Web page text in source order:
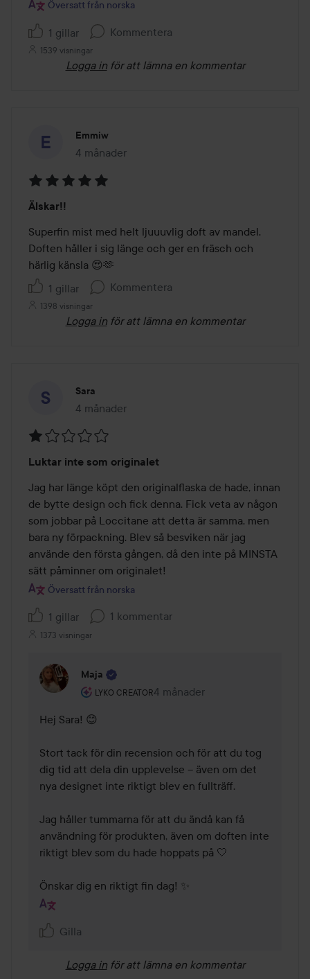
Översatt från norska
1 gillar Kommentera
1539 visningar
Logga in för att lämna en kommentar
Emmiw
4 månader
Inlägget skapades 4 månader
5
av
5
Älskar!!
Superfin mist med helt ljuuuvlig doft av mandel.
Doften håller i sig länge och ger en fräsch och
härlig känsla 😍🫶
1 gillar
Kommentera
1398 visningar
Logga in för att lämna en kommentar
Sara
4 månader
Inlägget skapades 4 månader
1
av
5
Luktar inte som originalet
Jag har länge köpt den originalflaska de hade, innan
de bytte design och fick denna. Fick veta av någon
som jobbar på Loccitane att detta är samma, men
bara ny förpackning. Blev så besviken när jag
använde den första gången, då den inte på MINSTA
sätt påminner om originalet!
Översatt från norska
1 gillar 1 kommentar
1373 visningar
Maja
LYKO CREATOR
Användarens roll: Lyko Creator.
4 månader
Kommentaren lades 4 månader
Hej Sara! 😊
Stort tack för din recension och för att du tog
dig tid att dela din upplevelse – även om det
nya designet inte riktigt blev en fullträff.
Jag håller tummarna för att du ändå kan få
användning för produkten, även om doften inte
riktigt blev som du hade hoppats på 🤍
Önskar dig en riktigt fin dag! ✨
Gilla
Logga in för att lämna en kommentar